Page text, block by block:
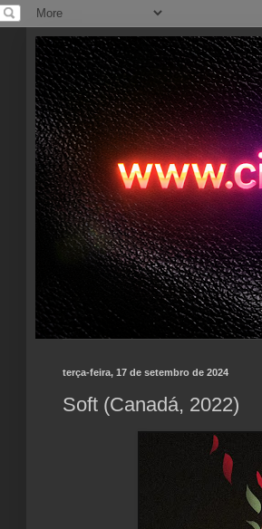
terça-feira, 17 de setembro de 2024
Soft (Canadá, 2022)